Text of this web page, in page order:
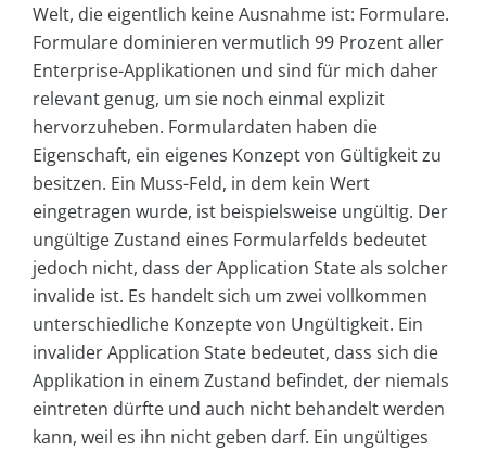
Welt, die eigentlich keine Ausnahme ist: Formulare.
Formulare dominieren vermutlich 99 Prozent aller
Enterprise-Applikationen und sind für mich daher
relevant genug, um sie noch einmal explizit
hervorzuheben. Formulardaten haben die
Eigenschaft, ein eigenes Konzept von Gültigkeit zu
besitzen. Ein Muss-Feld, in dem kein Wert
eingetragen wurde, ist beispielsweise ungültig. Der
ungültige Zustand eines Formularfelds bedeutet
jedoch nicht, dass der Application State als solcher
invalide ist. Es handelt sich um zwei vollkommen
unterschiedliche Konzepte von Ungültigkeit. Ein
invalider Application State bedeutet, dass sich die
Applikation in einem Zustand befindet, der niemals
eintreten dürfte und auch nicht behandelt werden
kann, weil es ihn nicht geben darf. Ein ungültiges